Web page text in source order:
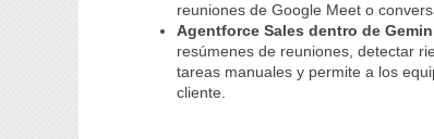
reuniones de Google Meet o
Agentforce Sales dentro de
resúmenes de reuniones, detectar
tareas manuales y permite a los
cliente.